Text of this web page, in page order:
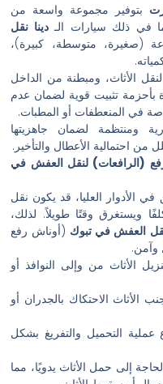
واسعة من
الـدينا نقل
كبيرة)،
من الداخل
قوية لضمان عدم
أو المطبات.
جاهزيتها
والتأخير.
لنقل العفش في
قد يكون نقل
طويلاً. لذلك،
(أوناش رفع
وإلى النوافذ أو
بالجدران أو
والتفريغ بشكل
يدويًا، مما